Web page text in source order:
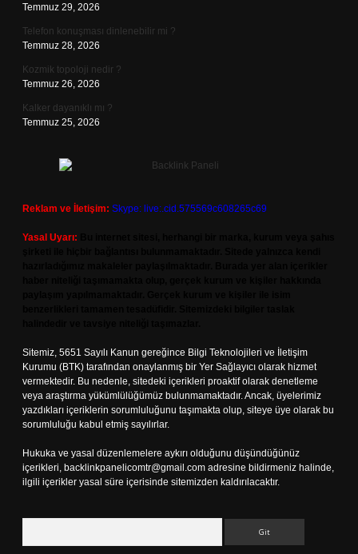
Temmuz 29, 2026
Telefon konuşması dinlenebilir mi ?
Temmuz 28, 2026
Kozmik topoloji nedir ?
Temmuz 26, 2026
Kalker dayanıklı mı ?
Temmuz 25, 2026
Reklam ve İletişim: Skype: live:.cid.575569c608265c69
Yasal Uyarı:
Sitemiz, 5651 Sayılı Kanun gereğince Bilgi Teknolojileri ve İletişim
Kurumu (BTK) tarafından onaylanmış bir Yer Sağlayıcı olarak hizmet
vermektedir. Bu nedenle, sitedeki içerikleri proaktif olarak denetleme
veya araştırma yükümlülüğümüz bulunmamaktadır. Ancak, üyelerimiz
yazdıkları içeriklerin sorumluluğunu taşımakta olup, siteye üye olarak bu
sorumluluğu kabul etmiş sayılırlar.
Hukuka ve yasal düzenlemelere aykırı olduğunu düşündüğünüz
içerikleri, backlinkpanelicomtr@gmail.com adresine bildirmeniz halinde,
ilgili içerikler yasal süre içerisinde sitemizden kaldırılacaktır.